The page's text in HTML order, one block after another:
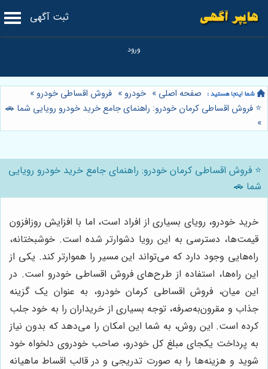
ثبت آگهی
صفحه اصلی » خودرو » فروش اقساطی خودرو »
⭐️ فروش اقساطی کرمان خودرو: راهنمای جامع خرید خودرو رویایی شما 🚗
»
⭐️ فروش اقساطی کرمان خودرو: راهنمای جامع خرید خودرو رویایی
شما 🚗
خرید خودرو، رویای بسیاری از افراد است، اما با افزایش روزافزون
قیمت‌ها، دسترسی به این رویا دشوارتر شده است. خوشبختانه،
راه‌هایی وجود دارد که می‌تواند این مسیر را هموارتر کند. یکی از
این راه‌ها، استفاده از طرح‌های فروش اقساطی خودرو است. در
این میان، فروش اقساطی کرمان خودرو، به عنوان یک گزینه
جذاب و مقرون‌به‌صرفه، توجه بسیاری از خریداران را به خود جلب
کرده است. این روش، به شما این امکان را می‌دهد که بدون نیاز
به پرداخت یکجای مبلغ کل خودرو، صاحب خودروی دلخواه خود
شوید و هزینه‌ها را به صورت تدریجی و در قالب اقساط ماهیانه